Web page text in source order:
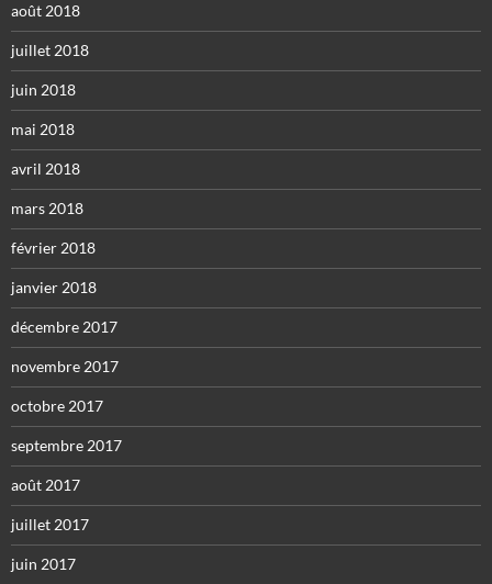
août 2018
juillet 2018
juin 2018
mai 2018
avril 2018
mars 2018
février 2018
janvier 2018
décembre 2017
novembre 2017
octobre 2017
septembre 2017
août 2017
juillet 2017
juin 2017